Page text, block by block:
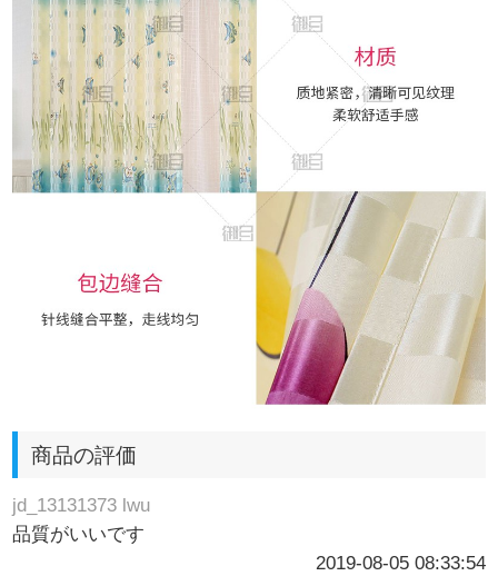
商品の評価
jd_13131373 lwu
品質がいいです
2019-08-05 08:33:54